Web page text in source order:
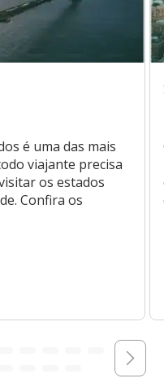
é uma das mais
viajante precisa
os estados
Confira os